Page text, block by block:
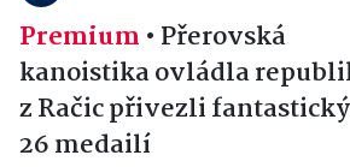
Premium • Přerovská
kanoistika ovládla
z Račic přivezli
26 medailí